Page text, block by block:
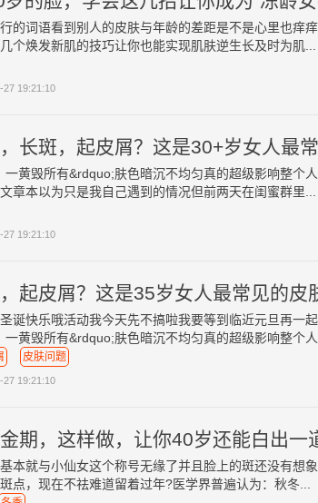
的词语看到别人的皮肤与年龄的差距是不是心里也痒
个焕发新肌的技巧让你也能实现肌肤逆生长及时为肌...
27 19:21:10
长斑，起皮屑？这是30+岁女人最
一黄毁所有&rdquo;肤色暗沉不均匀真的超级影响整个
章本以为只是我自己遇到的情况但前两天在闺蜜群里...
27 19:21:10
起皮屑？这是35岁女人最常见的皮
诞快乐哦活动我今天先不搞啦我要等到临近元旦再一
一黄毁所有&rdquo;肤色暗沉不均匀真的超级影响整个
皮肤问题
27 19:21:10
期，这样做，让你40岁还能白出一
本就与小仙女这个称号无缘了并且脸上的斑还没有想
点，现在不祛难道留着过年?医学界普遍认为：秋冬...